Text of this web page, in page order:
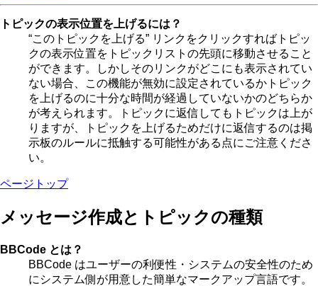
トピックの表示位置を上げるには？
“このトピックを上げる” リンクをクリックすればトピッ
クの表示位置をトピックリストの先頭に移動させること
ができます。しかしそのリンクがどこにも表示されてい
ない場合、この機能が無効に設定されているかトピック
を上げるのに十分な時間が経過していないかのどちらか
が考えられます。トピックに返信してもトピックは上が
りますが、トピックを上げるためだけに返信するのは掲
示板のルールに抵触する可能性がある点にご注意くださ
い。
ページトップ
メッセージ作成とトピックの種類
BBCode とは？
BBCode はユーザーの利便性・システムの安全性のため
にシステム側が用意した簡単なマークアップ言語です。